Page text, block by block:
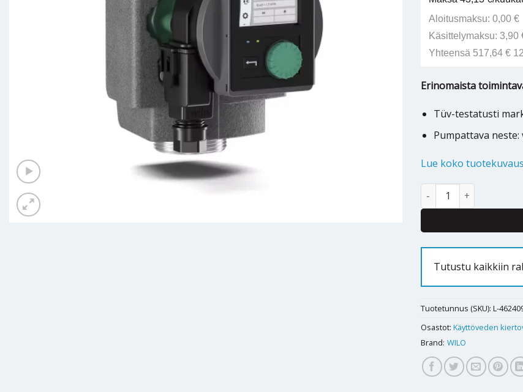
Aloitusmaksu: 0,00 €
Käsittelymaksu: 3,90
Yhteensä 517,64 €
Erinomaista
Tüv-testatusti
Pumpattava neste:
Lue koko tuotekuvaus
Käyttövesipumppu Wilo
Tutustu kaikkiin
Tuotetunnus (SKU): L-
Osastot: Käyttöveden
Brand: WILO